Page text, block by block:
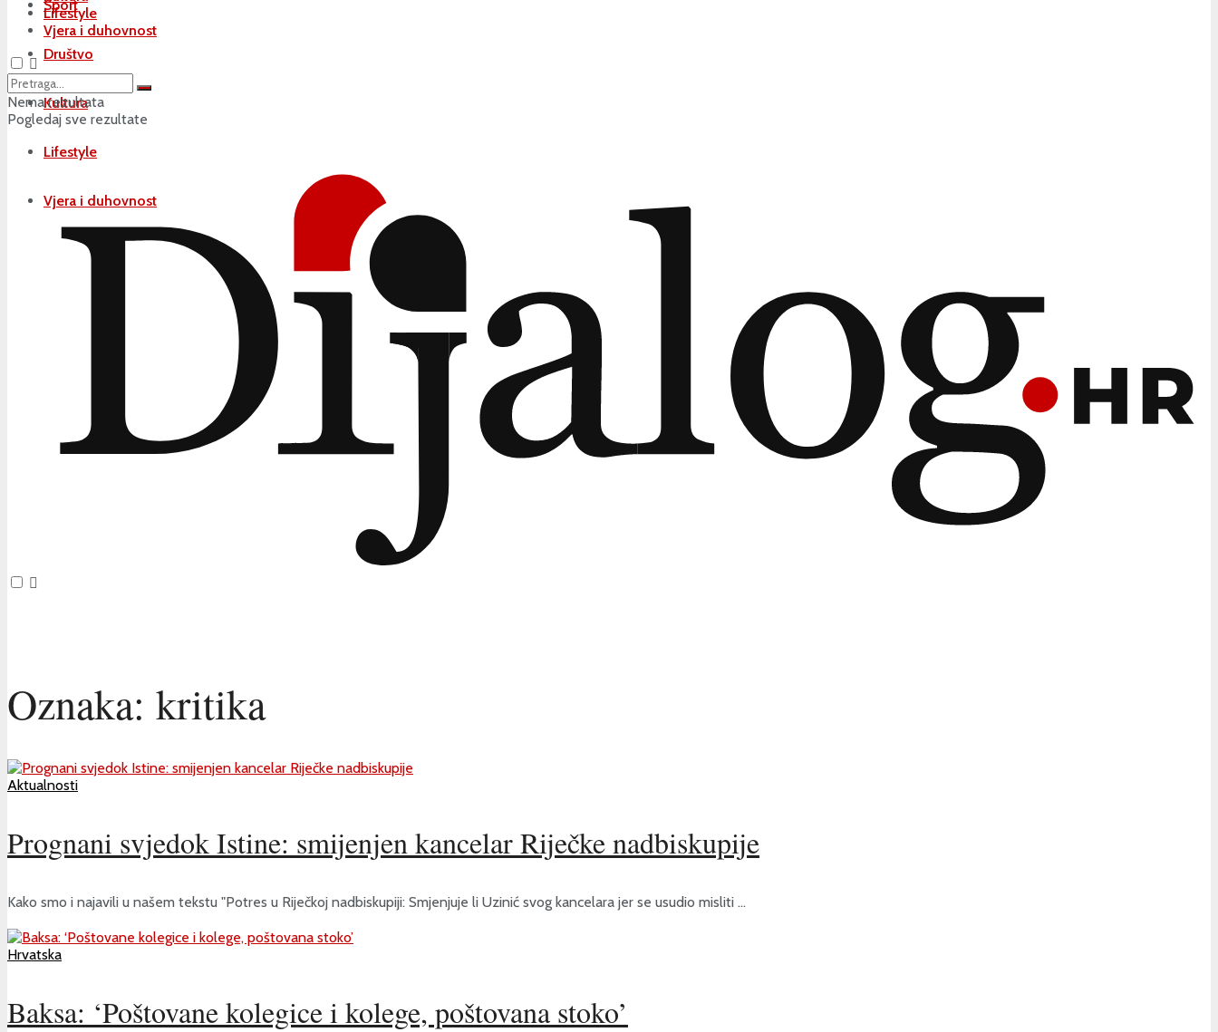
Sport
Društvo
Kultura
Lifestyle
Vjera i duhovnost
Lifestyle
Vjera i duhovnost
Nema rezultata
Pogledaj sve rezultate
Oznaka: kritika
Aktualnosti
Prognani svjedok Istine: smijenjen kancelar Riječke nadbiskupije
Kako smo i najavili u našem tekstu "Potres u Riječkoj nadbiskupiji: Smjenjuje li Uzinić svog kancelara jer se usudio misliti ...
Hrvatska
Baksa: ‘Poštovane kolegice i kolege, poštovana stoko’